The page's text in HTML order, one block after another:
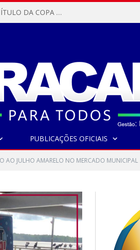
MARACANÃ SAI NA FRENTE NA DISPUTA PELO TÍTULO DA COPA PARÁ SUB-17!
PUBLICAÇÕES OFICIAIS
AO JULHO AMARELO NO MERCADO MUNICIPAL